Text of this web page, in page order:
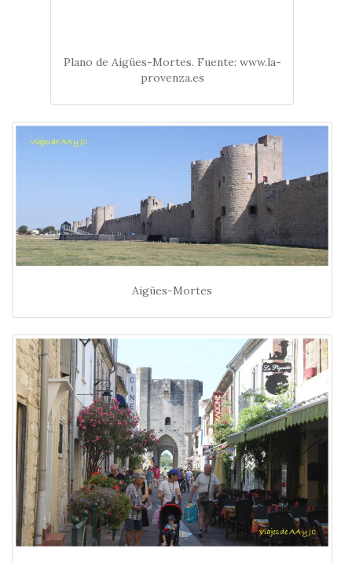
Plano de Aigües-Mortes. Fuente: www.la-
provenza.es
Aigües-Mortes